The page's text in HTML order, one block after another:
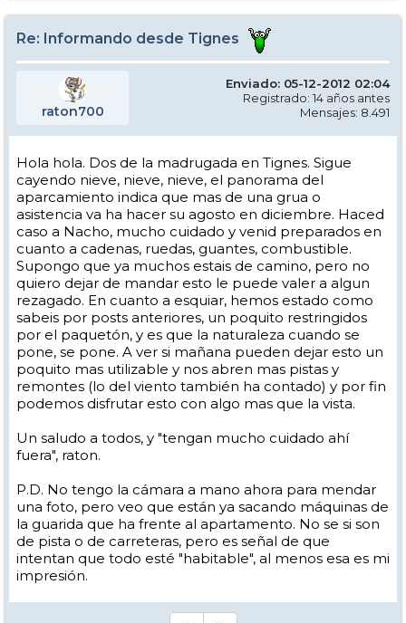
Re: Informando desde Tignes
raton700
Enviado: 05-12-2012 02:04
Registrado: 14 años antes
Mensajes: 8.491
Hola hola. Dos de la madrugada en Tignes. Sigue
cayendo nieve, nieve, nieve, el panorama del
aparcamiento indica que mas de una grua o
asistencia va ha hacer su agosto en diciembre. Haced
caso a Nacho, mucho cuidado y venid preparados en
cuanto a cadenas, ruedas, guantes, combustible.
Supongo que ya muchos estais de camino, pero no
quiero dejar de mandar esto le puede valer a algun
rezagado. En cuanto a esquiar, hemos estado como
sabeis por posts anteriores, un poquito restringidos
por el paquetón, y es que la naturaleza cuando se
pone, se pone. A ver si mañana pueden dejar esto un
poquito mas utilizable y nos abren mas pistas y
remontes (lo del viento también ha contado) y por fin
podemos disfrutar esto con algo mas que la vista.
Un saludo a todos, y "tengan mucho cuidado ahí
fuera", raton.
P.D. No tengo la cámara a mano ahora para mendar
una foto, pero veo que están ya sacando máquinas de
la guarida que ha frente al apartamento. No se si son
de pista o de carreteras, pero es señal de que
intentan que todo esté "habitable", al menos esa es mi
impresión.